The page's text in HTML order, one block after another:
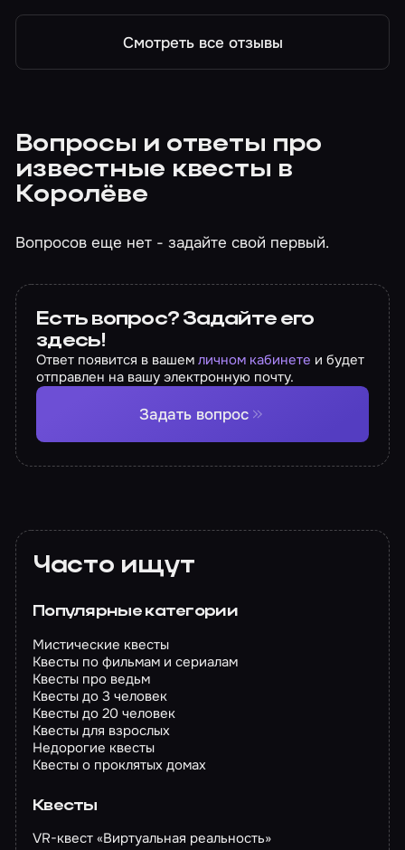
Смотреть все отзывы
Вопросы и ответы про
известные квесты в
Королёве
Вопросов еще нет - задайте свой первый.
Есть вопрос? Задайте его
здесь!
Ответ появится в вашемличном кабинете и будет
отправлен на вашу электронную почту.
Задать вопрос
Часто ищут
Популярные категории
Мистические квесты
Квесты по фильмам и сериалам
Квесты про ведьм
Квесты до 3 человек
Квесты до 20 человек
Квесты для взрослых
Недорогие квесты
Квесты о проклятых домах
Квесты
VR-квест «Виртуальная реальность»